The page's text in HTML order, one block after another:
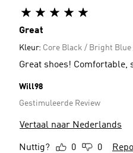
Great
Kleur: Core Black / Bright Blue
Great shoes!
Will98
Gestimuleerde Review
Vertaal naar Nederlands
Nuttig? 0 0